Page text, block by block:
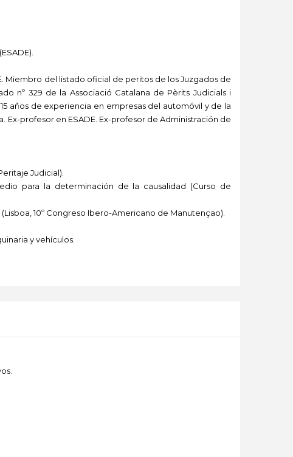
Miembro del listado oficial de peritos de los Juzgados de
nº 329 de la Associació Catalana de Pèrits Judicials i
años de experiencia en empresas del automóvil y de la
Ex-profesor en ESADE. Ex-profesor de Administración de
Judicial).
para la determinación de la causalidad (Curso de
10º Congreso Ibero-Americano de Manutençao).
y vehículos.